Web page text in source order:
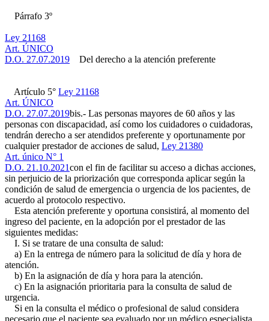
Párrafo 3º
Ley 21168
Art. ÚNICO
D.O. 27.07.2019 Del derecho a la atención preferente
Artículo 5° Ley 21168
Art. ÚNICO
D.O. 27.07.2019bis.- Las personas mayores de 60 años y las
personas con discapacidad, así como los cuidadores o cuidadoras,
tendrán derecho a ser atendidos preferente y oportunamente por
cualquier prestador de acciones de salud, Ley 21380
Art. único N° 1
D.O. 21.10.2021con el fin de facilitar su acceso a dichas acciones,
sin perjuicio de la priorización que corresponda aplicar según la
condición de salud de emergencia o urgencia de los pacientes, de
acuerdo al protocolo respectivo.
Esta atención preferente y oportuna consistirá, al momento del
ingreso del paciente, en la adopción por el prestador de las
siguientes medidas:
I. Si se tratare de una consulta de salud:
a) En la entrega de número para la solicitud de día y hora de
atención.
b) En la asignación de día y hora para la atención.
c) En la asignación prioritaria para la consulta de salud de
urgencia.
Si en la consulta el médico o profesional de salud considera
necesario que el paciente sea evaluado por un médico especialista,